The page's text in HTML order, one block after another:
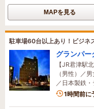
MAPを見る
駐車場60台以上あり！ビジ
グランパ
【JR君津駅
（男性）／
／日本製鉄
1時間前に